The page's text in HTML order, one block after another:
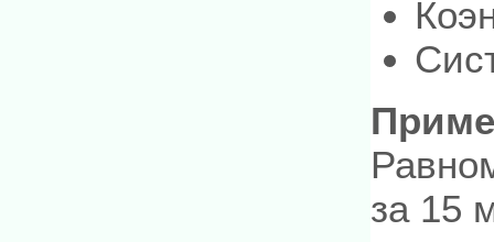
за 15